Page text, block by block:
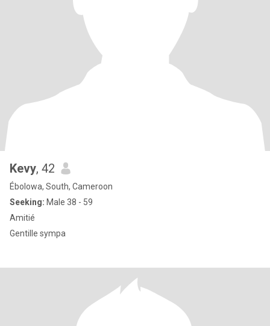
Kevy, 42
Ébolowa, South, Cameroon
Seeking: Male 38 - 59
Amitié
Gentille sympa